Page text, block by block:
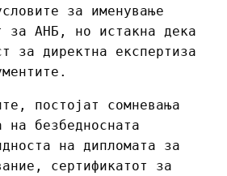
за именување
за АНБ, но истакна дека
за директна експертиза
постојат сомневања
на безбедносната
на дипломата за
сертификатот за